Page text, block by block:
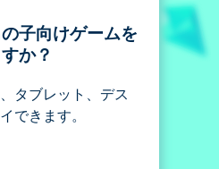
子向けゲームを
か？
タブレット、デス
できます。